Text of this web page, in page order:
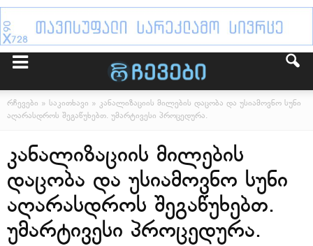
რჩევები » საკითხავი » კანალიზაციის მილების დაცობა და უსიამოვნო სუნი
აღარასდროს შეგაწუხებთ. უმარტივესი პროცედურა.
კანალიზაციის მილების
დაცობა და უსიამოვნო სუნი
აღარასდროს შეგაწუხებთ.
უმარტივესი პროცედურა.